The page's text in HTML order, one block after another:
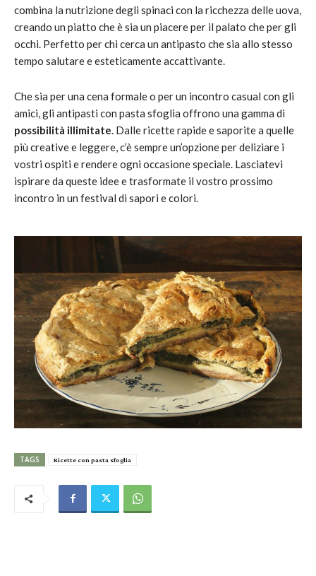
combina la nutrizione degli spinaci con la ricchezza delle uova,
creando un piatto che è sia un piacere per il palato che per gli
occhi. Perfetto per chi cerca un antipasto che sia allo stesso
tempo salutare e esteticamente accattivante.
Che sia per una cena formale o per un incontro casual con gli
amici, gli antipasti con pasta sfoglia offrono una gamma di
possibilità illimitate. Dalle ricette rapide e saporite a quelle
più creative e leggere, c’è sempre un’opzione per deliziare i
vostri ospiti e rendere ogni occasione speciale. Lasciatevi
ispirare da queste idee e trasformate il vostro prossimo
incontro in un festival di sapori e colori.
TAGS Ricette con pasta sfoglia